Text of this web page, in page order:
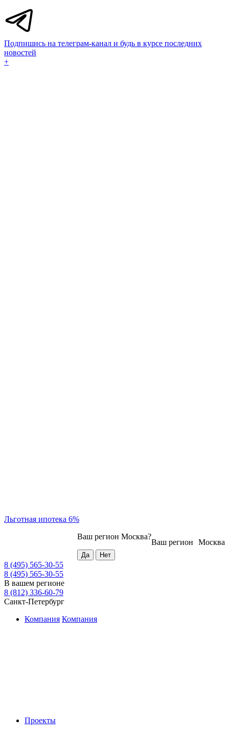
Подпишись на телеграм-канал и будь в курсе последних
новостей
+
Льготная ипотека 6%
Москва
Ваш регион
Ваш регион Москва?
8 (495) 565-30-55
8 (495) 565-30-55
В вашем регионе
8 (812) 336-60-79
Санкт-Петербург
Компания Компания
Проекты